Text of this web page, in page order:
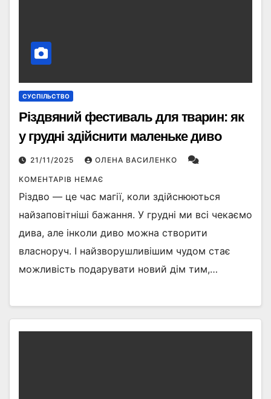
СУСПІЛЬСТВО
Різдвяний фестиваль для тварин: як
у грудні здійснити маленьке диво
21/11/2025 ОЛЕНА ВАСИЛЕНКО
КОМЕНТАРІВ НЕМАЄ
Різдво — це час магії, коли здійснюються
найзаповітніші бажання. У грудні ми всі чекаємо
дива, але інколи диво можна створити
власноруч. І найзворушливішим чудом стає
можливість подарувати новий дім тим,…